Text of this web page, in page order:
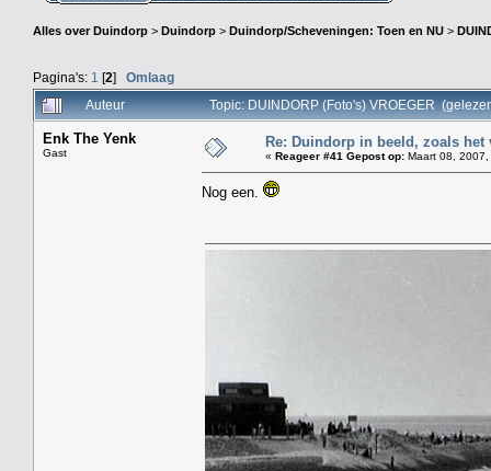
Alles over Duindorp > Duindorp > Duindorp/Scheveningen: Toen en NU >
Pagina's: 1 [2] Omlaag
Auteur
Topic: DUINDORP (Foto's) VROEGER
Enk The Yenk
Gast
Re: Duindorp in beeld, zoals het
« Reageer #41 Gepost op: Maart 08,
Nog een.